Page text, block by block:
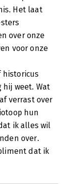
Het laat
over onze
voor onze
historicus
hij weet. Wat
verrast over
hun
ik alles wil
over.
dat ik